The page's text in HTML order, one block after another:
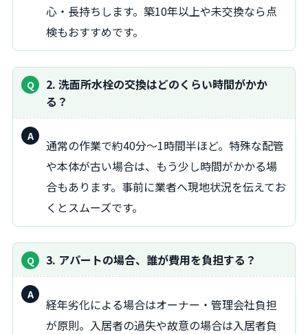
心・長持ちします。築10年以上や未交換なら点
検もおすすめです。
2. 洗面所水栓の交換はどのくらい時間がかか
る？
答：
通常の作業で約40分～1時間半ほど。特殊な配管
や本体が古い場合は、もう少し時間がかかる場
合もあります。事前に業者へ現地状況を伝えてお
くとスムーズです。
3. アパートの場合、誰が費用を負担する？
答：
経年劣化による場合はオーナー・管理会社負担
が原則。入居者の過失や故意の場合は入居者負